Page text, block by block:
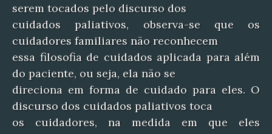
serem tocados pelo discurso dos
cuidados paliativos, observa-se que os
cuidadores familiares não reconhecem
essa filosofia de cuidados aplicada para além
do paciente, ou seja, ela não se
direciona em forma de cuidado para eles. O
discurso dos cuidados paliativos toca
os cuidadores, na medida em que eles